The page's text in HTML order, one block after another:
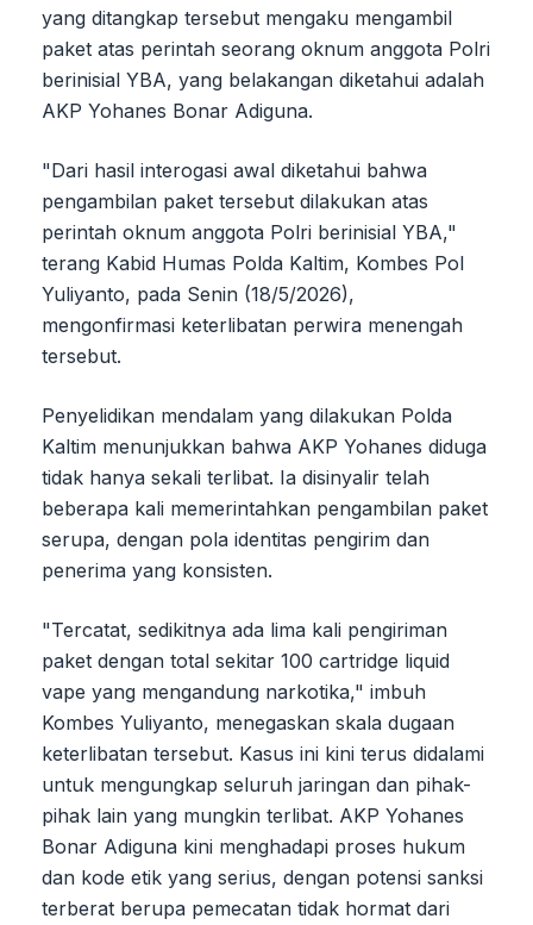
yang ditangkap tersebut mengaku mengambil
paket atas perintah seorang oknum anggota Polri
berinisial YBA, yang belakangan diketahui adalah
AKP Yohanes Bonar Adiguna.
"Dari hasil interogasi awal diketahui bahwa
pengambilan paket tersebut dilakukan atas
perintah oknum anggota Polri berinisial YBA,"
terang Kabid Humas Polda Kaltim, Kombes Pol
Yuliyanto, pada Senin (18/5/2026),
mengonfirmasi keterlibatan perwira menengah
tersebut.
Penyelidikan mendalam yang dilakukan Polda
Kaltim menunjukkan bahwa AKP Yohanes diduga
tidak hanya sekali terlibat. Ia disinyalir telah
beberapa kali memerintahkan pengambilan paket
serupa, dengan pola identitas pengirim dan
penerima yang konsisten.
"Tercatat, sedikitnya ada lima kali pengiriman
paket dengan total sekitar 100 cartridge liquid
vape yang mengandung narkotika," imbuh
Kombes Yuliyanto, menegaskan skala dugaan
keterlibatan tersebut. Kasus ini kini terus didalami
untuk mengungkap seluruh jaringan dan pihak-
pihak lain yang mungkin terlibat. AKP Yohanes
Bonar Adiguna kini menghadapi proses hukum
dan kode etik yang serius, dengan potensi sanksi
terberat berupa pemecatan tidak hormat dari